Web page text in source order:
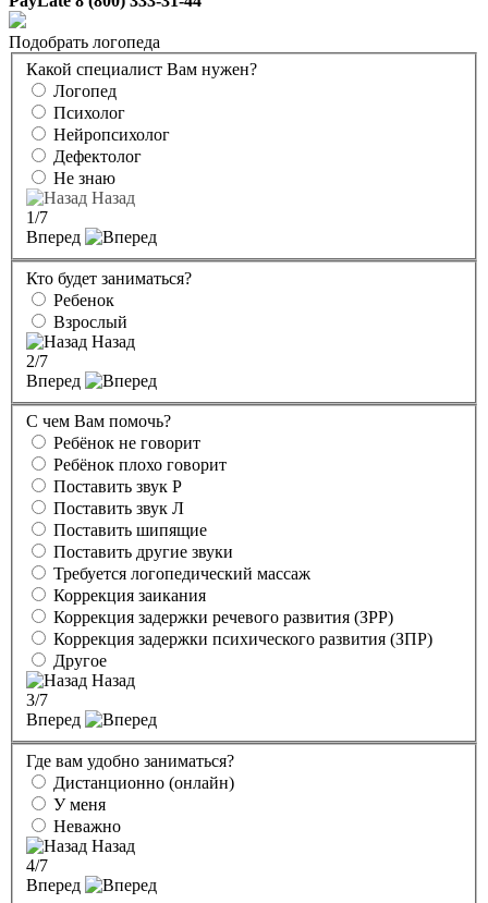
Подобрать логопеда
Какой специалист Вам нужен?
Логопед
Психолог
Нейропсихолог
Дефектолог
Не знаю
Назад
1/7
Вперед
Кто будет заниматься?
Ребенок
Взрослый
Назад
2/7
Вперед
С чем Вам помочь?
Ребёнок не говорит
Ребёнок плохо говорит
Поставить звук Р
Поставить звук Л
Поставить шипящие
Поставить другие звуки
Требуется логопедический массаж
Коррекция заикания
Коррекция задержки речевого развития (ЗРР)
Коррекция задержки психического развития (ЗПР)
Другое
Назад
3/7
Вперед
Где вам удобно заниматься?
Дистанционно (онлайн)
У меня
Неважно
Назад
4/7
Вперед